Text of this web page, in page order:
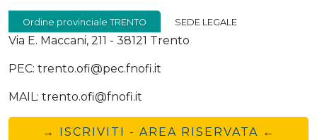
Ordine provinciale TRENTO SEDE LEGALE
Via E. Maccani, 211 - 38121 Trento
PEC: trento.ofi@pec.fnofi.it
MAIL: trento.ofi@fnofi.it
→ ISCRIVITI - AREA RISERVATA ←